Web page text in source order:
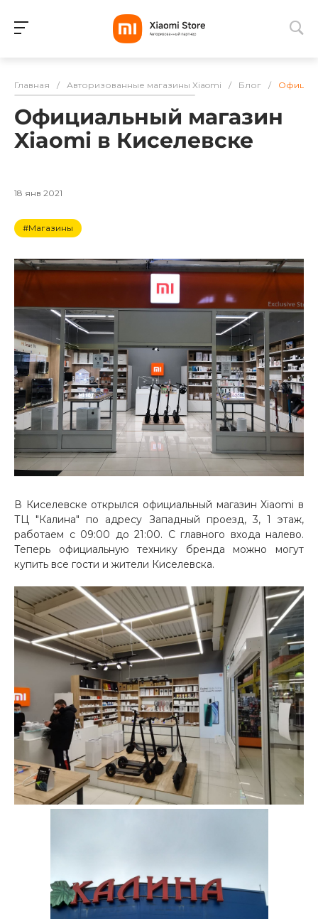
Разбейте
оплату на части
График платежей
Сегодня
25
Добавляйте товары
в корзину
Оплачивайте сегодня только
25% картой любого банка
Получайте товар
Оставшиеся75 % будут
списыватьсяс вашей карты
по25%каждые 2 недели
Подробнее
об оплате Плайтом
25
раз в 2
недели
Остались вопросы?
8 800 302-02-51
plait.ru
Главная / Авторизованные магазины Xiaomi / Блог /
Официальный магазин
Xiaomi в Киселевске
18 янв 2021
#Магазины
В Киселевске открылся официальный магазин Xiaomi в
ТЦ "Калина" по адресу Западный проезд, 3, 1 этаж,
работаем с 09:00 до 21:00. С главного входа налево.
Теперь официальную технику бренда можно могут
купить все гости и жители Киселевска.